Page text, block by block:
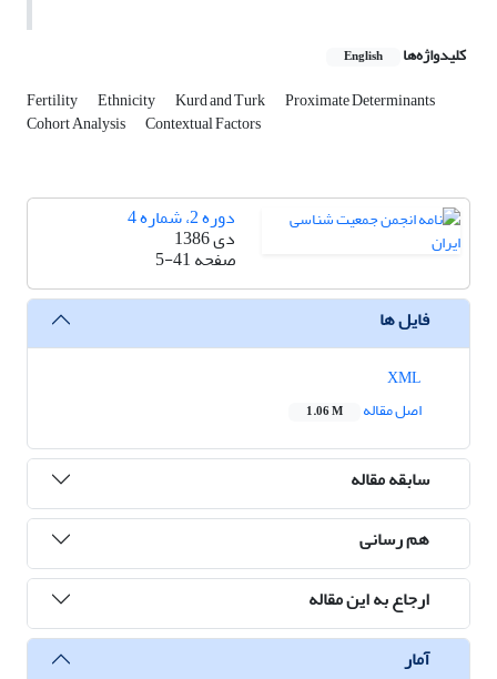
کلیدواژه‌ها English
Fertility Ethnicity Kurd and Turk Proximate Determinants
Cohort Analysis Contextual Factors
دوره 2، شماره 4
دی 1386
صفحه5-41
فایل ها
اصل مقاله
1.06 M
سابقه مقاله
هم رسانی
ارجاع به این مقاله
آمار